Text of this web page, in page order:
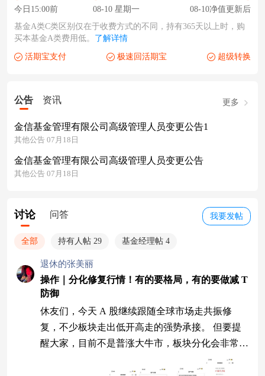
今日15:00前 08-10 星期一
08-10净值更新后
基金A类C类区别仅在于收费方式的不同，持有365天以上时，购
买本基金A类费用低。 了解详情
活期宝支付 极速回活期宝 超级转换
公告 资讯 更多
金信基金管理有限公司高级管理人员变更公告1
其他公告 07月18日
金信基金管理有限公司高级管理人员变更公告
其他公告 07月18日
我要发帖
讨论 问答
全部 持有人帖 29 基金经理帖 4
退休的张美丽
操作｜分化修复行情！有的要格局，有的要做减 T
防御
休友们，今天 A 股继续跟随全球市场走共振修
复，不少板块走出低开高走的强势承接。 但要提
醒大家，目前不是普涨大牛市，板块分化会非常明
显，短线指标容易进入超买，周线趋势又还在向